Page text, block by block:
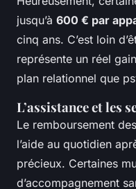
jusqu’à 600 € par
cinq ans. C’est loin
représente un réel
plan relationnel que
L’assistance et les
Le remboursement
l’aide au quotidien
précieux. Certaines
d’accompagnement